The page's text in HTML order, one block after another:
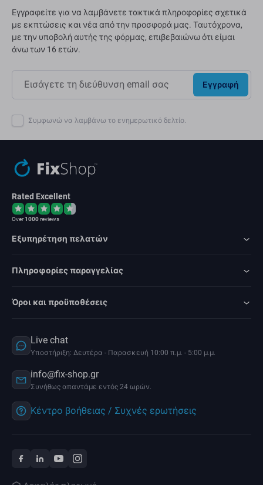
Εγγραφείτε για να λαμβάνετε τακτικά πληροφορίες σχετικά
με εκπτώσεις και νέα από την προσφορά μας. Ταυτόχρονα,
με την υποβολή αυτής της φόρμας, επιβεβαιώνω ότι είμαι
άνω των 16 ετών.
Εγγραφή
Συμφωνώ να λαμβάνω το ενημερωτικό δελτίο.
Rated Excellent
Over1000reviews
Εξυπηρέτηση πελατών
Πληροφορίες παραγγελίας
Όροι και προϋποθέσεις
Live chat
Υποστήριξη: Δευτέρα - Παρασκευή 10:00 π.μ. - 5:00 μ.μ.
info@fix-shop.gr
Συνήθως απαντάμε εντός 24 ωρών.
Κέντρο βοήθειας / Συχνές ερωτήσεις